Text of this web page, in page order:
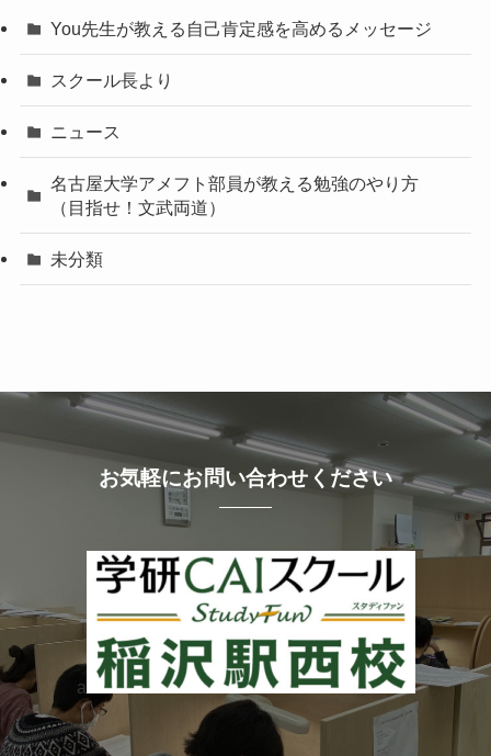
You先生が教える自己肯定感を高めるメッセージ
スクール長より
ニュース
名古屋大学アメフト部員が教える勉強のやり方
（目指せ！文武両道）
未分類
お気軽にお問い合わせください
a